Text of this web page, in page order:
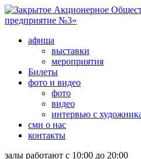
афиша
выставки
мероприятия
Билеты
фото и видео
фото
видео
интервью с
сми о нас
контакты
залы работают с 10:00 до 20:00